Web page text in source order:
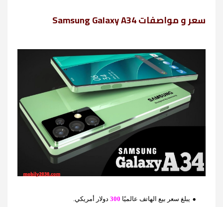
سعر و مواصفات Samsung Galaxy A34
يبلغ سعر بيع الهاتف عالميًا 300 دولار أمريكي.